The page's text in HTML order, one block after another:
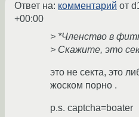
Ответ на: комментарий от
+00:00
> *Членство в
> Скажите, это
это не секта, это
жоском порно .
p.s. captcha=boater